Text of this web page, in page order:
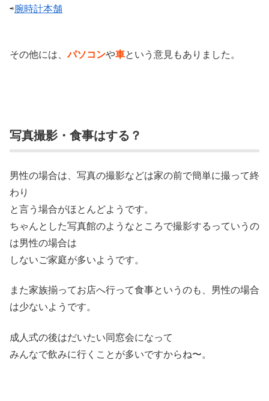
⇨腕時計本舗
その他には、パソコンや車という意見もありました。
写真撮影・食事はする？
男性の場合は、写真の撮影などは家の前で簡単に撮って終
わり
と言う場合がほとんどようです。
ちゃんとした写真館のようなところで撮影するっていうの
は男性の場合は
しないご家庭が多いようです。
また家族揃ってお店へ行って食事というのも、男性の場合
は少ないようです。
成人式の後はだいたい同窓会になって
みんなで飲みに行くことが多いですからね〜。